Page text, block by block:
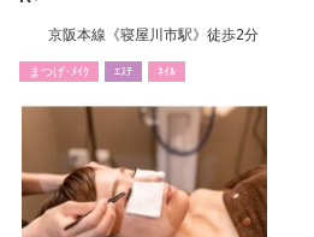
京阪本線《寝屋川市駅》徒歩2分
まつげ･ﾒｲｸ ｴｽﾃ ﾈｲﾙ